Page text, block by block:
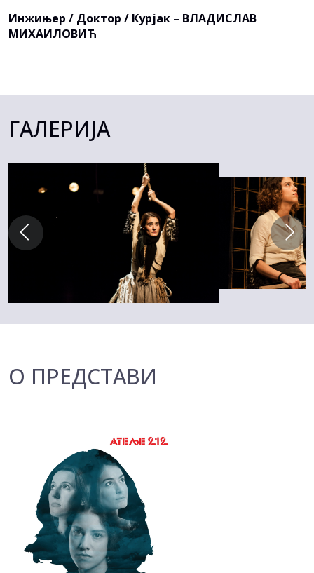
Инжињер / Доктор / Курјак – ВЛАДИСЛАВ
МИХАИЛОВИЋ
ГАЛЕРИЈА
О ПРЕДСТАВИ